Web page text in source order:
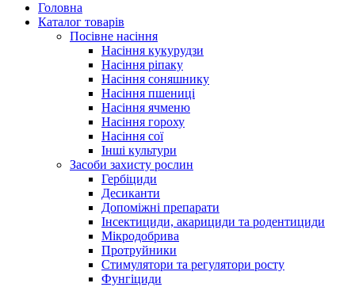
Головна
Каталог товарів
Посівне насіння
Насіння кукурудзи
Насіння ріпаку
Насіння соняшнику
Насіння пшениці
Насіння ячменю
Насіння гороху
Насіння сої
Інші культури
Засоби захисту рослин
Гербіциди
Десиканти
Допоміжні препарати
Інсектициди, акарициди та родентициди
Мікродобрива
Протруйники
Стимулятори та регулятори росту
Фунгіциди